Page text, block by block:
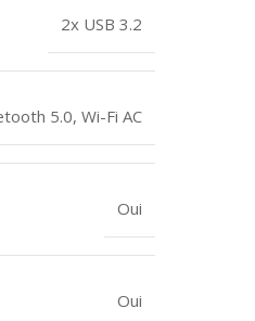
2x USB 3.2
5.0, Wi-Fi AC
Oui
Oui